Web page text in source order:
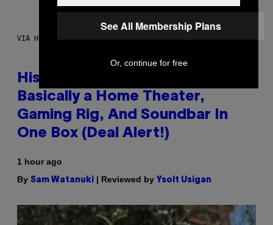
VIA HISENSE
Hisense’s New U6SF Pro TV Is
Basically a Home Theater,
Gaming Rig, And Soundbar In
One Box (Deal Alert!)
1 hour ago
By Sam Watanuki | Reviewed by Ysolt Usigan
See All Membership Plans
Or, continue for free